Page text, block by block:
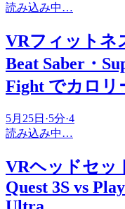
読み込み中…
VRフィットネ
Beat Saber・
Fight でカロリ
5月25日 ·5分·4
読み込み中…
VRヘッドセッ
Quest 3S vs